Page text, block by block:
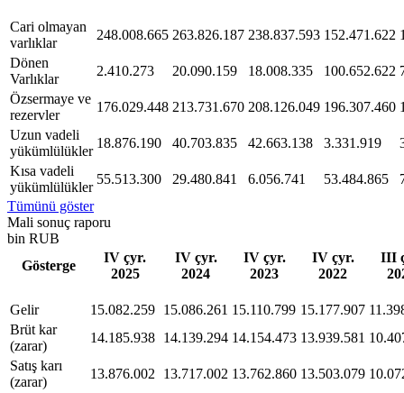
Сari olmayan
varlıklar
248.008.665 263.826.187 238.837.593 152.471.622
Dönen
Varlıklar
2.410.273 20.090.159 18.008.335 100.652.622
Özsermaye ve
rezervler
176.029.448 213.731.670 208.126.049 196.307.460
Uzun vadeli
yükümlülükler
18.876.190 40.703.835 42.663.138 3.331.919
Kısa vadeli
yükümlülükler
55.513.300 29.480.841 6.056.741 53.484.865
Tümünü göster
Mali sonuç raporu
bin RUB
Gösterge
IV çyr.
2025
IV çyr.
2024
IV çyr.
2023
IV çyr.
2022
III
Gelir 15.082.259 15.086.261 15.110.799 15.177.907
Brüt kar
(zarar)
14.185.938 14.139.294 14.154.473 13.939.581
Satış karı
(zarar)
13.876.002 13.717.002 13.762.860 13.503.079